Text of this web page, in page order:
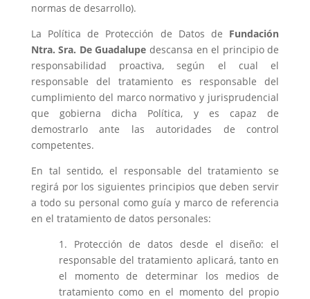
normas de desarrollo).
La Política de Protección de Datos de Fundación
Ntra. Sra. De Guadalupe descansa en el principio de
responsabilidad proactiva, según el cual el
responsable del tratamiento es responsable del
cumplimiento del marco normativo y jurisprudencial
que gobierna dicha Política, y es capaz de
demostrarlo ante las autoridades de control
competentes.
En tal sentido, el responsable del tratamiento se
regirá por los siguientes principios que deben servir
a todo su personal como guía y marco de referencia
en el tratamiento de datos personales:
1. Protección de datos desde el diseño: el
responsable del tratamiento aplicará, tanto en
el momento de determinar los medios de
tratamiento como en el momento del propio